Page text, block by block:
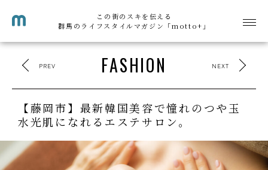
この街のスキを伝える
群馬のライフスタイルマガジン「motto+」
FASHION
PREV NEXT
【藤岡市】最新韓国美容で憧れのつや玉
水光肌になれるエステサロン。